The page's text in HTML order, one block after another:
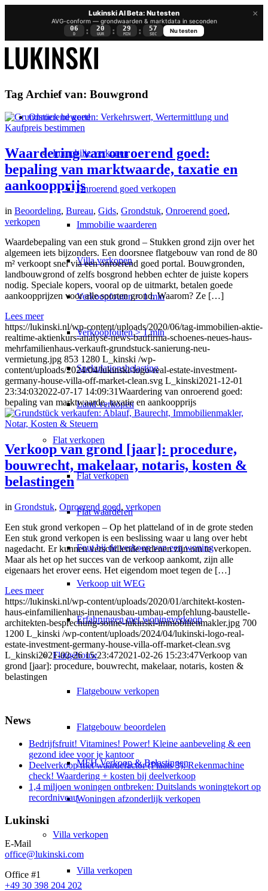
×
Lukinski AI Beta: Nu testen
AVG-conform — grondwaarden & marktdata in seconden
06
D : 20
UUR : 29
MIN : 56
SEC
Nu testen
Onroerend goed
Immobilie verkopen
Onroerend goed verkopen
Immobilie waarderen
Villa verkopen
Verkoopfouten < 1 mln
Verkoopfouten > 1 mln
Spekulationsbelasting
Land verkopen
Flat verkopen
Flat verkopen
Flat waarderen
Fout bij de verkoop van een woning
Verkoop uit WEG
Erfahrungen met woningverkoop
Flatgebouw
Flatgebouw verkopen
Flatgebouw beoordelen
MFH Verkoop & Belastingen
Woningen afzonderlijk verkopen
Villa verkopen
Villa verkopen
Tag Archief van: Bouwgrond
Waardering van onroerend goed:
bepaling van marktwaarde, taxatie en
aankoopprijs
in Beoordeling, Bureau, Gids, Grondstuk, Onroerend goed,
verkopen
Waardebepaling van een stuk grond – Stukken grond zijn over het
algemeen iets bijzonders. Een doorsnee flatgebouw van rond de 80
m² verkoopt snel via een onroerend goed portal. Bouwgronden,
landbouwgrond of zelfs bosgrond hebben echter de juiste kopers
nodig. Speciale kopers, vooral op de uitmarkt, betalen goede
aankoopprijzen voor alle soorten grond. Waarom? Ze […]
Lees meer
https://lukinski.nl/wp-content/uploads/2020/06/tag-immobilien-aktie-
realtime-aktienkurs-analyse-news-baufirma-schoenes-neues-haus-
mehrfamilienhaus-verkauft-grundstuck-sanierung-neu-
vermietung.jpg 853 1280 L_kinski /wp-
content/uploads/2024/04/lukinski-logo-real-estate-investment-
germany-house-villa-off-market-clean.svg L_kinski2021-12-01
23:34:032022-07-17 14:09:31Waardering van onroerend goed:
bepaling van marktwaarde, taxatie en aankoopprijs
Verkoop van grond [jaar]: procedure,
bouwrecht, makelaar, notaris, kosten &
belastingen
in Grondstuk, Onroerend goed, verkopen
Een stuk grond verkopen – Op het platteland of in de grote steden
Een stuk grond verkopen is een beslissing waar u lang over hebt
nagedacht. Er kunnen verschillende redenen zijn om te verkopen.
Maar als het op het succes van de verkoop aankomt, zijn alle
eigenaars het erover eens. Het eigendom moet tegen de […]
Lees meer
https://lukinski.nl/wp-content/uploads/2020/01/architekt-kosten-
haus-einfamilienhaus-innenausbau-umbau-empfehlung-baustelle-
architekten-besprechung-sonne-lukinski-immobilienmakler.jpg 700
1200 L_kinski /wp-content/uploads/2024/04/lukinski-logo-real-
estate-investment-germany-house-villa-off-market-clean.svg
L_kinski2021-02-26 15:23:472021-02-26 15:23:47Verkoop van
grond [jaar]: procedure, bouwrecht, makelaar, notaris, kosten &
belastingen
News
Bedrijfsfruit! Vitamines! Power! Kleine aanbeveling & een
gezond idee voor je kantoor
Deelverkoop met waardefactor (Plaats 3): Rekenmachine
check! Waardering + kosten bij deelverkoop
1,4 miljoen woningen ontbreken: Duitslands woningtekort op
recordniveau
Lukinski
E-Mail
office@lukinski.com
Office #1
+49 30 398 204 202